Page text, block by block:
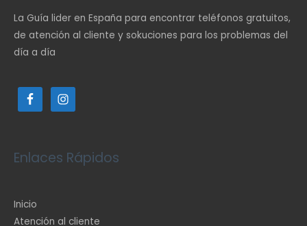
La Guía lider en España para encontrar teléfonos gratuitos,
de atención al cliente y sokuciones para los problemas del
día a día
Enlaces Rápidos
Inicio
Atención al cliente